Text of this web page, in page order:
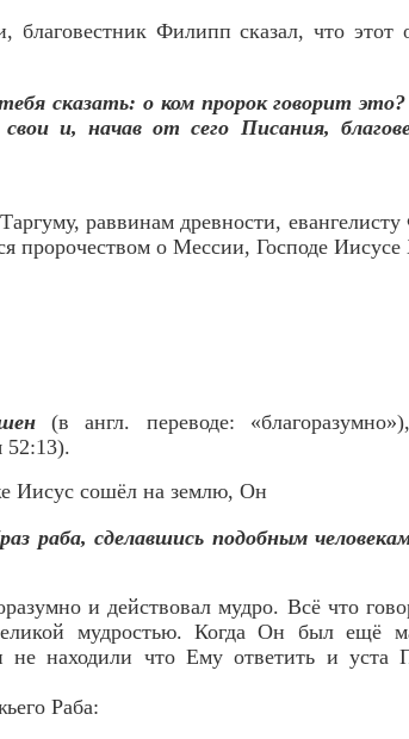
Филипп сказал, что этот
сказать: о ком пророк говорит
и, начав от сего Писания,
раввинам древности,
пророчеством о Мессии, Господе Иисусе
(в англ. переводе:
52:13).
Иисус сошёл на землю, Он
раба, сделавшись подобным
и действовал мудро. Всё что
мудростью. Когда Он был ещё
находили что Ему ответить и уста
Раба: